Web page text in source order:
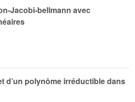
Jacobi-bellmann avec
d’un polynôme irréductible dans